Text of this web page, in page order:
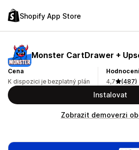
Shopify App Store
Monster CartDrawer +
Cena
K dispozici je bezplatný plán
Hodnocení
4,7
(487)
Instalovat
Zobrazit demoverzi